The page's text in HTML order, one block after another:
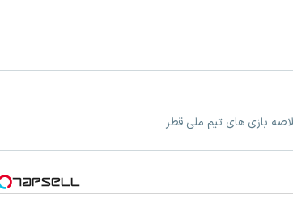
بازی های تیم ملی قطر